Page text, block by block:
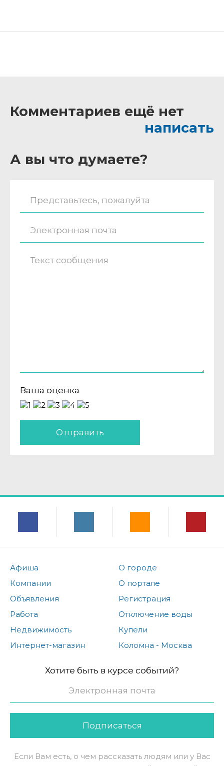
Комментариев ещё нет
написать
А вы что думаете?
Ваша оценка
Отправить
Афиша
Компании
Объявления
Работа
Недвижимость
Интернет-магазин
О городе
О портале
Регистрация
Отключение воды
Купели
Коломна - Москва
Хотите быть в курсе событий?
Подписаться
Если Вам есть, о чем рассказать людям или у Вас